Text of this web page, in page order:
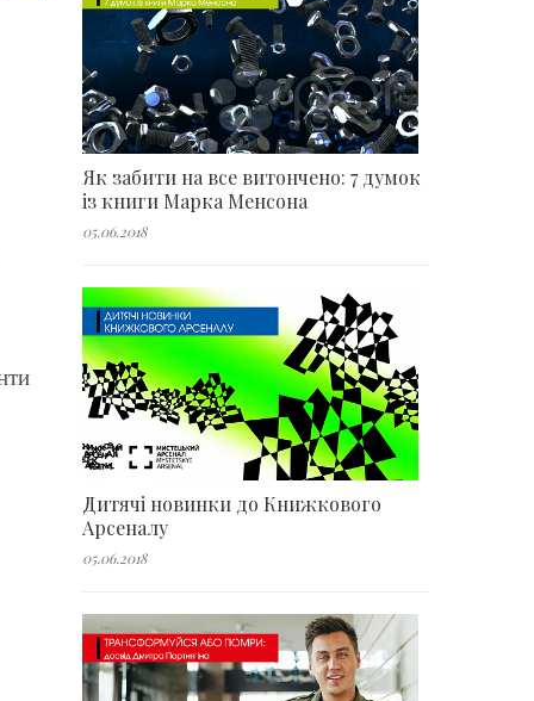
Як забити на все витончено: 7 думок
із книги Марка Менсона
05.06.2018
Дитячі новинки до Книжкового
Арсеналу
05.06.2018